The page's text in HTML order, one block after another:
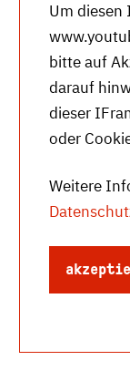
Um diesen
bitte auf
darauf
dieser
oder
Weitere